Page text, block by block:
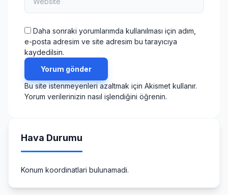
Daha sonraki yorumlarımda kullanılması için adım,
e-posta adresim ve site adresim bu tarayıcıya
kaydedilsin.
Yorum gönder
Bu site istenmeyenleri azaltmak için Akismet kullanır.
Yorum verilerinizin nasıl işlendiğini öğrenin.
Hava Durumu
Konum koordinatlari bulunamadi.